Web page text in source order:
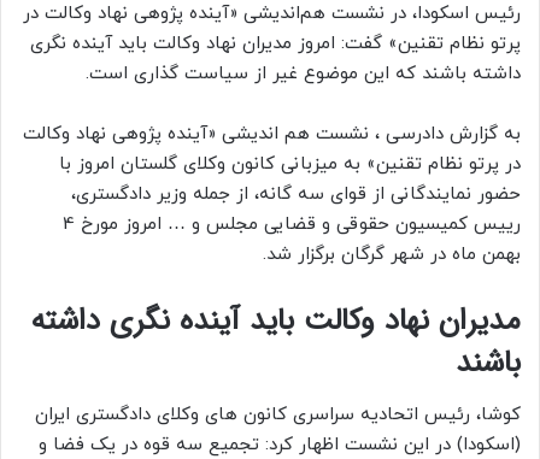
رئیس اسکودا، در نشست هم‌اندیشی «آینده پژوهی نهاد وکالت در
پرتو نظام تقنین» گفت: امروز مدیران نهاد وکالت باید آینده نگری
داشته باشند که این موضوع غیر از سیاست گذاری است.
به گزارش دادرسی ، نشست هم اندیشی «آینده پژوهی نهاد وکالت
در پرتو نظام تقنین» به میزبانی کانون وکلای گلستان امروز با
حضور نمایندگانی از قوای سه گانه، از جمله وزیر دادگستری،
رییس کمیسیون حقوقی و قضایی مجلس و … امروز مورخ 4
بهمن ماه در شهر گرگان برگزار شد.
مدیران نهاد وکالت باید آینده نگری داشته
باشند
کوشا، رئیس اتحادیه سراسری کانون های وکلای دادگستری ایران
(اسکودا) در این نشست اظهار کرد: تجمیع سه قوه در یک فضا و